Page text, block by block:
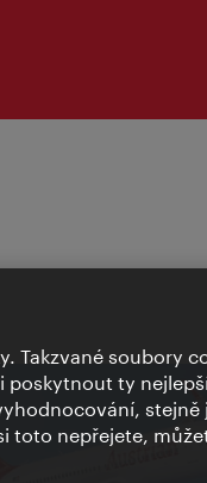
Takzvané soubory
ty
stejně
toto nepřejete,